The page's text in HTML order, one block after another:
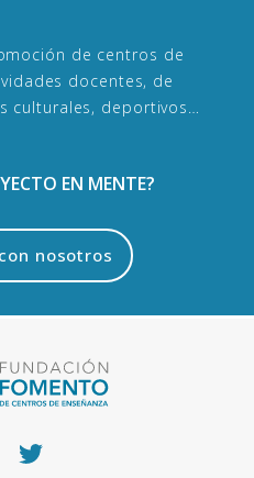
de centros de
docentes, de
culturales, deportivos…
EN MENTE?
nosotros